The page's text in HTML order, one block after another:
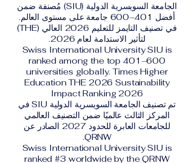
الجامعة السويسرية الدولية (SIU) مُصنفة ضمن
أفضل 401–600 جامعة على مستوى العالم.
في تصنيف التايمز للتعليم 2026 العالي (THE)
لتأثير الاستدامة لعام 2026.
Swiss International University SIU is
ranked among the top 401–600
universities globally. Times Higher
Education THE 2026 Sustainability
Impact Ranking 2026
تم تصنيف الجامعة السويسرية الدولية SIU في
المركز الثالث عالميًا ضمن التصنيف العالمي
للجامعات العابرة للحدود 2027 الصادر عن
QRNW.
Swiss International University SIU is
ranked #3 worldwide by the QRNW